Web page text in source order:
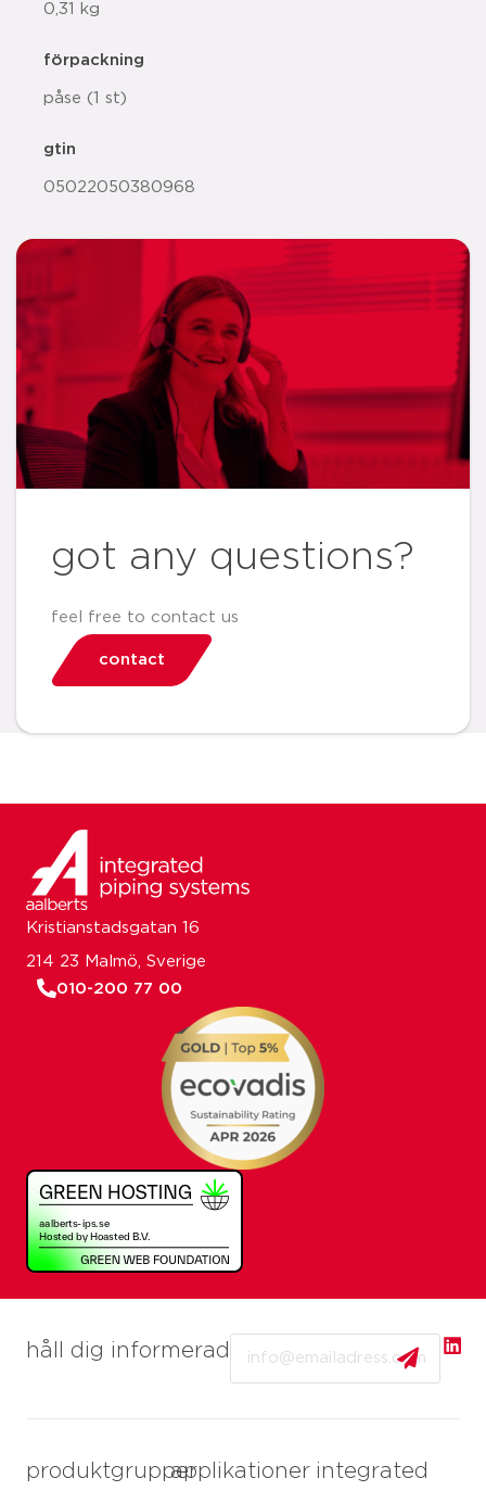
0,31 kg
förpackning
påse (1 st)
gtin
05022050380968
got any questions?
feel free to contact us
contact
håll dig informerad
produktgrupperapplikationer integrated
Kristianstadsgatan 16
214 23 Malmö, Sverige
010-200 77 00